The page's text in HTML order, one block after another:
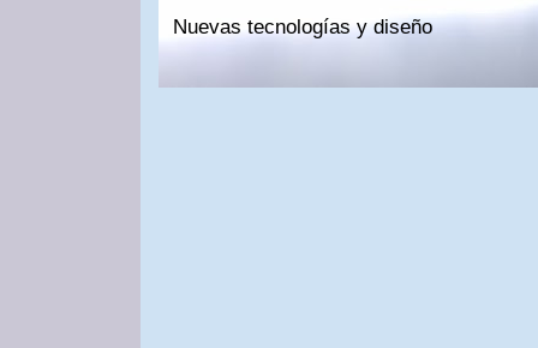
Nuevas tecnologías y diseño